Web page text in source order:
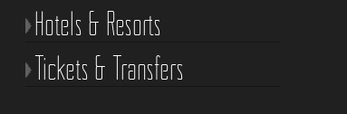
Hotels & Resorts
Tickets & Transfers